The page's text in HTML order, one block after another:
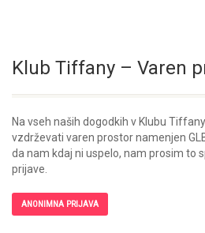
Klub Tiffany – Varen
Na vseh naših dogodkih v Klubu
vzdrževati varen prostor namenjen
da nam kdaj ni uspelo, nam prosim to
prijave.
ANONIMNA PRIJAVA